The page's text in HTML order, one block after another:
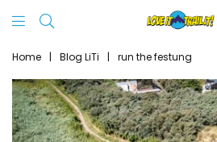
It
Trail
It
Home | Blog LiTi | run the festung